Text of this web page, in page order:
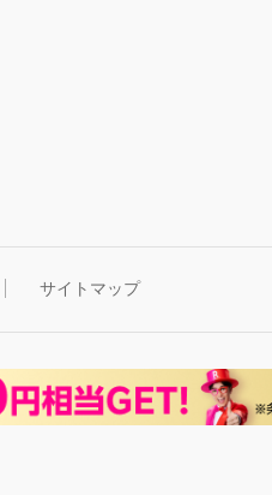
サイトマップ